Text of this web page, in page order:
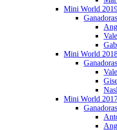
Mini World
Ganadoras
Mini World
Ganadoras
Mini World
Ganadoras